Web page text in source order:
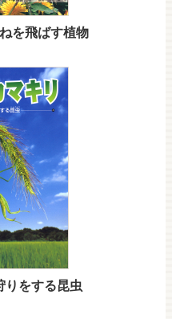
を飛ばす植物
をする昆虫